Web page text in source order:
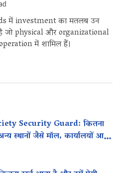
में investment का मतलब उन
जो physical और organizational
में शामिल हैं।
Security Guard: कितना
स्थानों जैसे मॉल, कार्यालयों आदि